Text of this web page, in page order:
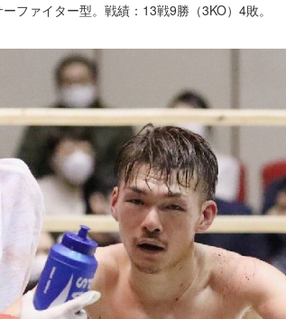
ファイター型。戦績：13戦9勝（3KO）4敗。